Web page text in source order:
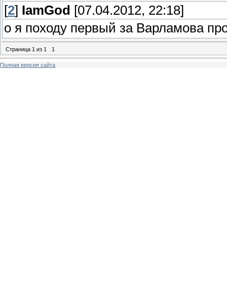
[2] IamGod [07.04.2012, 22:18]
о я походу первый за Варламова
Страница 1 из 1 1
Полная версия сайта